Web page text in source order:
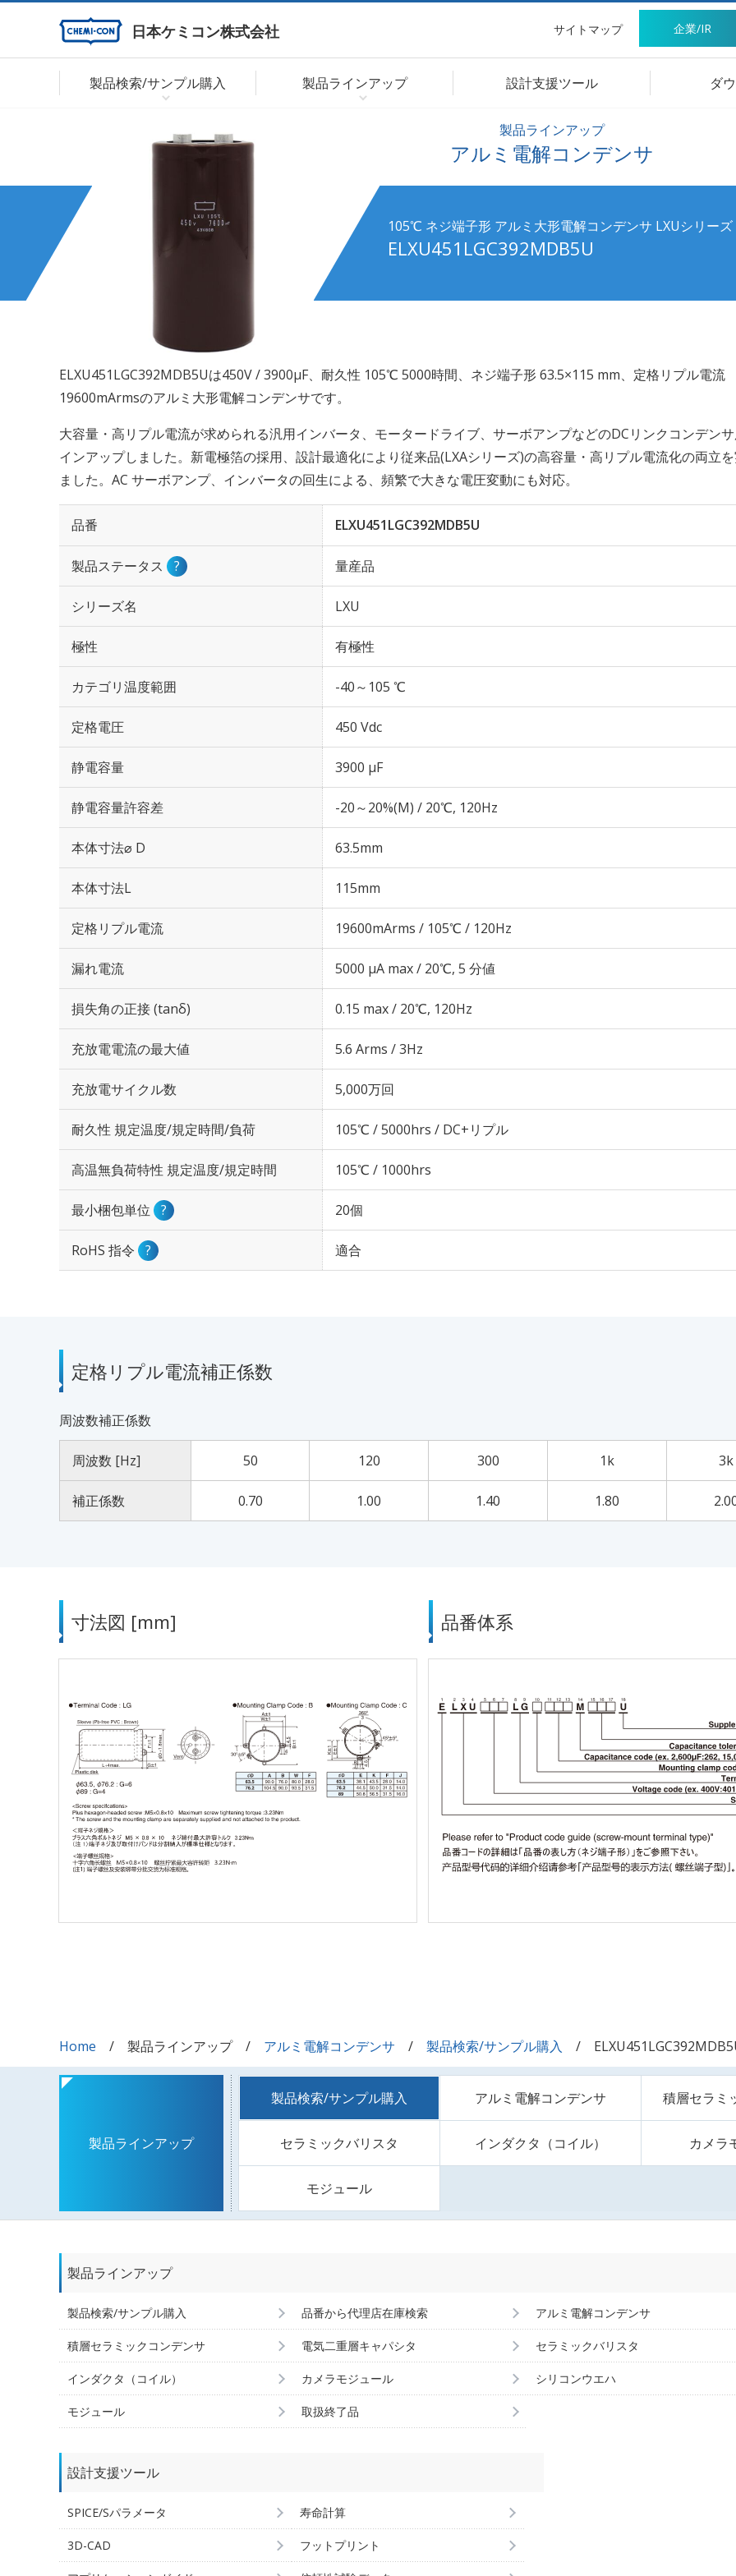
日本ケミコン株式会社 サイトマップ 企業/IR
製品検索/サンプル購入 製品ラインアップ 設計支援ツール ダ
製品ラインアップ
アルミ電解コンデンサ
105℃ ネジ端子形 アルミ大形電解コンデンサ LXUシリーズ
ELXU451LGC392MDB5U
ELXU451LGC392MDB5Uは450V / 3900µF、耐久性 105℃ 5000時間、ネジ端子形 63.5×115 mm、定格リプル電流
19600mArmsのアルミ大形電解コンデンサです。
大容量・高リプル電流が求められる汎用インバータ、モータードライブ、サーボアンプなどのDCリンクコンデン
インアップしました。新電極箔の採用、設計最適化により従来品(LXAシリーズ)の高容量・高リプル電流化の両立
ました。AC サーボアンプ、インバータの回生による、頻繁で大きな電圧変動にも対応。
品番 ELXU451LGC392MDB5U
製品ステータス ? 量産品
シリーズ名 LXU
極性 有極性
カテゴリ温度範囲 -40～105 ℃
定格電圧 450 Vdc
静電容量 3900 µF
静電容量許容差 -20～20%(M) / 20℃, 120Hz
本体寸法⌀ D 63.5mm
本体寸法L 115mm
定格リプル電流 19600mArms / 105℃ / 120Hz
漏れ電流 5000 μA max / 20℃, 5 分値
損失角の正接 (tanδ) 0.15 max / 20℃, 120Hz
充放電電流の最大値 5.6 Arms / 3Hz
充放電サイクル数 5,000万回
耐久性 規定温度/規定時間/負荷 105℃ / 5000hrs / DC+リプル
高温無負荷特性 規定温度/規定時間 105℃ / 1000hrs
最小梱包単位 ? 20個
RoHS 指令 ? 適合
定格リプル電流補正係数
周波数補正係数
周波数 [Hz] 50 120 300 1k 3k
補正係数 0.70 1.00 1.40 1.80
寸法図 [mm] 品番体系
Home 製品ラインアップ アルミ電解コンデンサ 製品検索/サンプル購入
製品ラインアップ
製品検索/サンプル購入 アルミ電解コンデンサ 積層セラミ
セラミックバリスタ インダクタ（コイル） カメラ
モジュール
製品ラインアップ
製品検索/サンプル購入 品番から代理店在庫検索 アルミ電解コンデンサ
積層セラミックコンデンサ 電気二重層キャパシタ セラミックバリスタ
インダクタ（コイル） カメラモジュール シリコンウエハ
モジュール 取扱終了品
設計支援ツール
SPICE/Sパラメータ 寿命計算
3D-CAD フットプリント